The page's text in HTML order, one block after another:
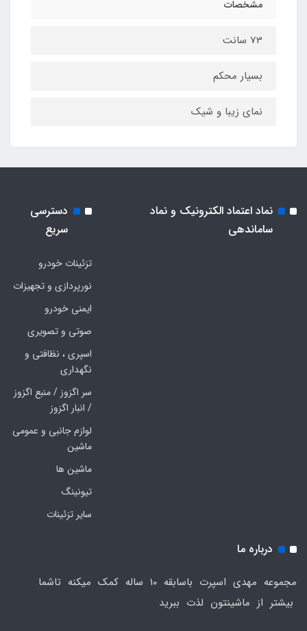
مشخصات
73 سانت
بسیار محکم
نمای زیبا و شیک
نماد اعتماد الکترونیک و نماد
ساماندهی
دسترسی
سریع
تزئینات خودرو
نورپردازی و تجهیزات
ایمنی خودرو
صوتی و تصویری
اسپری ، نظافتی و
نگهداری
سر اگزوز / منبع اگزوز
/ انبار اگزوز
لوازم جانبی و عمومی
ماشین
ماشین ها
تیونینگ
سایر تزئینات
درباره ما
مجموعه مهدی اسپرت باسابقه 10 ساله کمک میکنه تاشما
بیشتر از ماشینتون لذت ببرید